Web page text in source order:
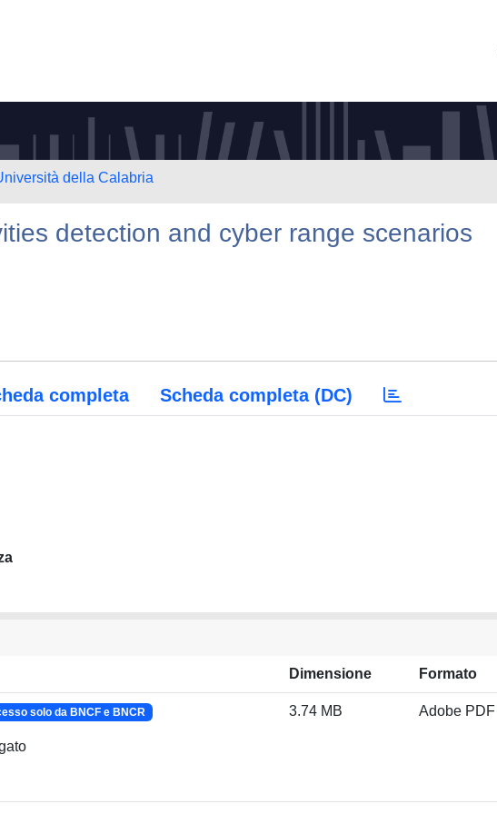
della Calabria
detection and cyber range scenarios
completa Scheda completa (DC)
Dimensione Formato
solo da BNCF e BNCR 3.74 MB Adobe PDF